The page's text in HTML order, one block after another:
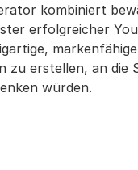
kombiniert
erfolgreicher
markenfähige
zu erstellen, an die
würden.